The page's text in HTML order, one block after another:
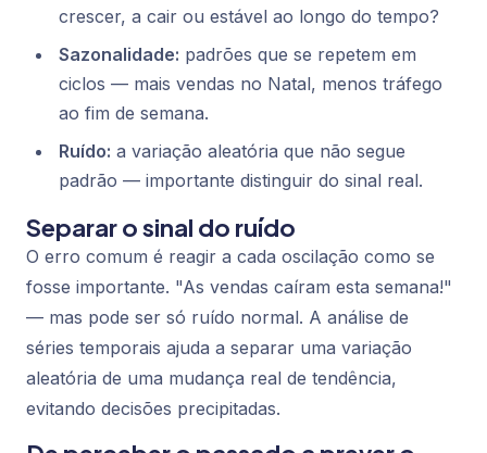
crescer, a cair ou estável ao longo do tempo?
Sazonalidade: padrões que se repetem em
ciclos — mais vendas no Natal, menos tráfego
ao fim de semana.
Ruído: a variação aleatória que não segue
padrão — importante distinguir do sinal real.
Separar o sinal do ruído
O erro comum é reagir a cada oscilação como se
fosse importante. "As vendas caíram esta semana!"
— mas pode ser só ruído normal. A análise de
séries temporais ajuda a separar uma variação
aleatória de uma mudança real de tendência,
evitando decisões precipitadas.